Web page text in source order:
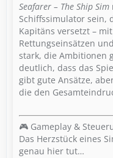
Seafarer – The Ship Sim
Schiffssimulator sein,
Kapitäns versetzt –
Rettungseinsätzen
stark, die Ambitionen
deutlich, dass das
gibt gute Ansätze,
die den
🎮 Gameplay &
Das Herzstück eines
genau hier tut…